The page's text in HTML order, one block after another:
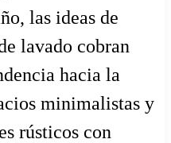
las ideas de
lavado cobran
hacia la
minimalistas y
rústicos con